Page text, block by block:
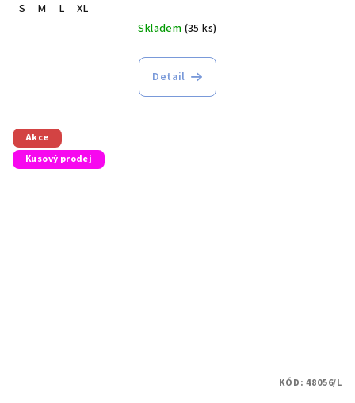
S M L
XL
Skladem (35 ks)
Detail
Akce
Kusový prodej
KÓD:48056/L